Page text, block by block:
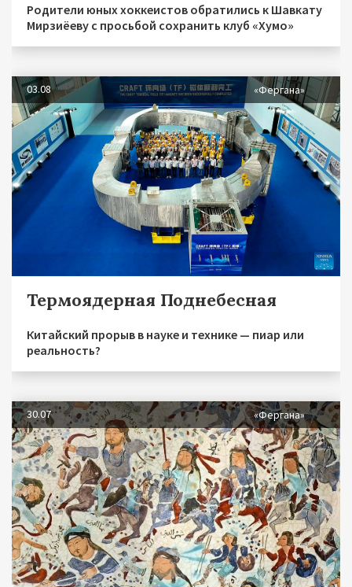
Родители юных хоккеистов обратились к Шавкату
Мирзиёеву с просьбой сохранить клуб «Хумо»
03.08 «Фергана»
Термоядерная Поднебесная
Китайский прорыв в науке и технике — пиар или
реальность?
30.07 «Фергана»